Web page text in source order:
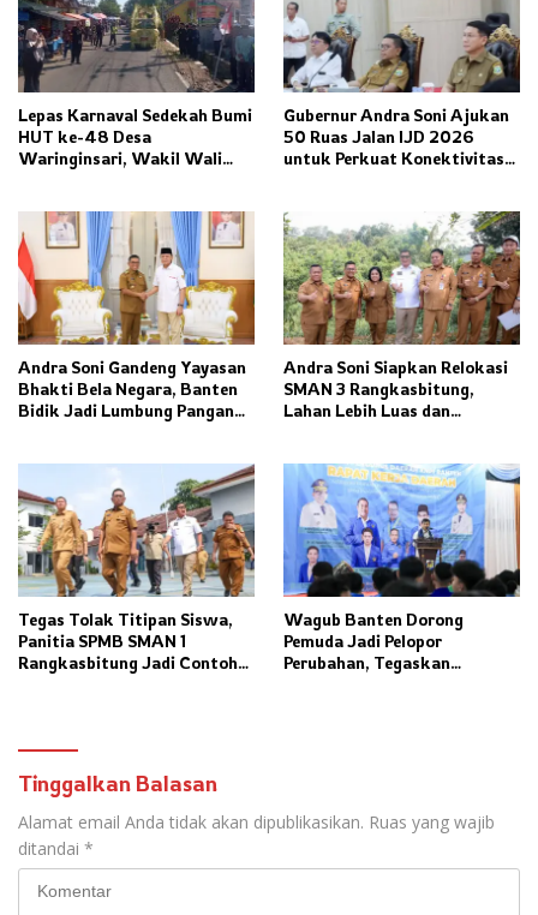
Lepas Karnaval Sedekah Bumi
HUT ke-48 Desa
Waringinsari, Wakil Wali
Pelestarian Budaya
Gubernur Andra Soni Ajukan
50 Ruas Jalan IJD 2026
untuk Perkuat Konektivitas
Andra Soni Gandeng Yayasan
Bhakti Bela Negara, Banten
Bidik Jadi Lumbung Pangan
Andra Soni Siapkan Relokasi
SMAN 3 Rangkasbitung,
Lahan Lebih Luas dan
Tegas Tolak Titipan Siswa,
Panitia SPMB SMAN 1
Rangkasbitung Jadi Contoh
Wagub Banten Dorong
Pemuda Jadi Pelopor
Perubahan, Tegaskan
Tinggalkan Balasan
Alamat email Anda tidak akan dipublikasikan. Ruas yang wajib
ditandai *